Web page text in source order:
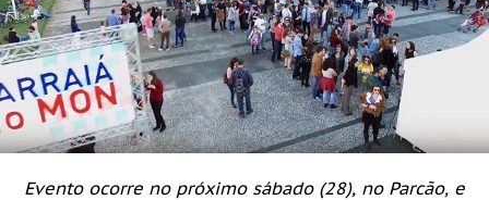
Evento ocorre no próximo sábado (28), no Parcão, e